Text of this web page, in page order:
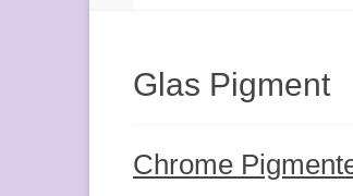
Glas Pigment
Chrome